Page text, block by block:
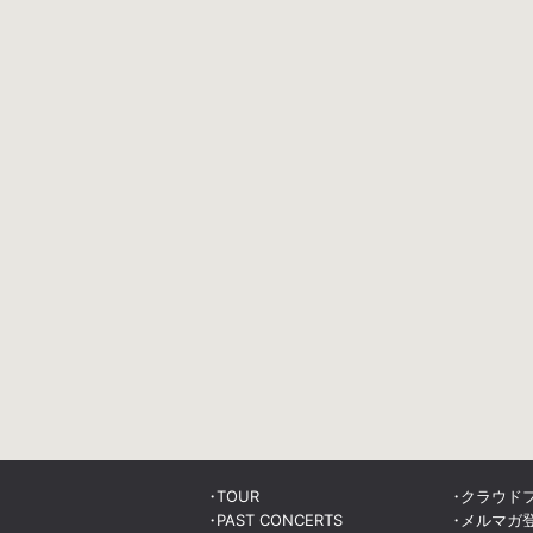
TOUR
PAST CONCERTS
クラウド
メルマガ